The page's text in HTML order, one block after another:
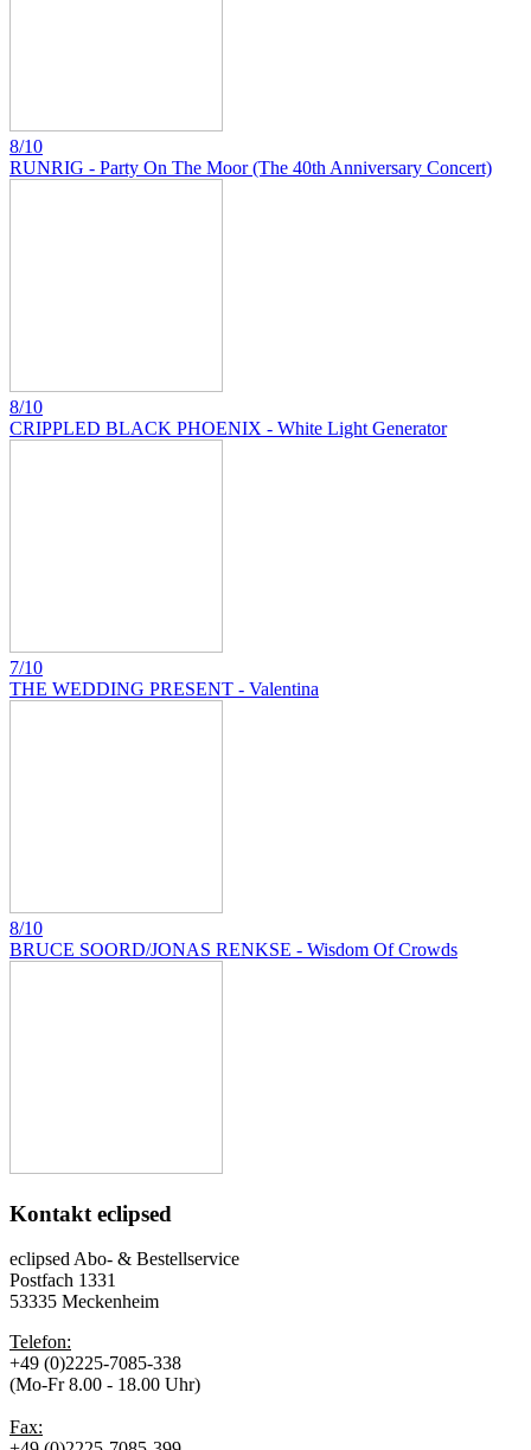
8/10
RUNRIG - Party On The Moor (The 40th Anniversary Concert)
8/10
CRIPPLED BLACK PHOENIX - White Light Generator
7/10
THE WEDDING PRESENT - Valentina
8/10
BRUCE SOORD/JONAS RENKSE - Wisdom Of Crowds
Kontakt eclipsed
eclipsed Abo- & Bestellservice
Postfach 1331
53335 Meckenheim
Telefon:
+49 (0)2225-7085-338
(Mo-Fr 8.00 - 18.00 Uhr)
Fax: